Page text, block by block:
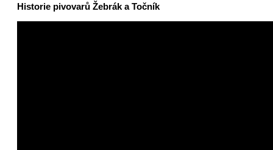
Historie pivovarů Žebrák a Točník